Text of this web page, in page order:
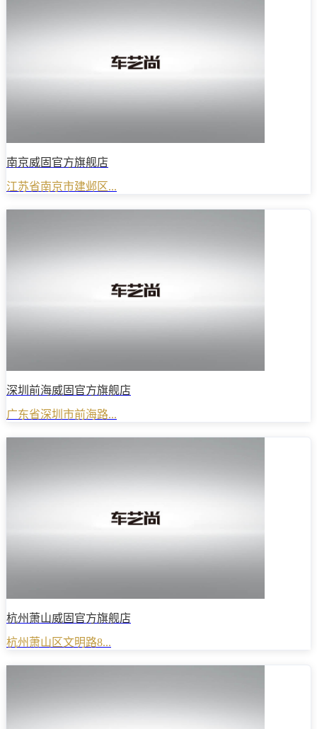
南京威固官方旗舰店
江苏省南京市建邺区...
深圳前海威固官方旗舰店
广东省深圳市前海路...
杭州萧山威固官方旗舰店
杭州萧山区文明路8...